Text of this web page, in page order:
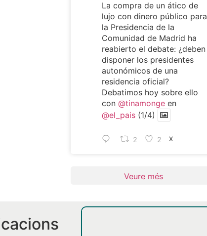
La compra de un ático de
lujo con dinero público para
la Presidencia de la
Comunidad de Madrid ha
reabierto el debate: ¿deben
disponer los presidentes
autonómicos de una
residencia oficial?
Debatimos hoy sobre ello
con @tinamongeen
@el_pais(1/4)
2 2 X
Veure més